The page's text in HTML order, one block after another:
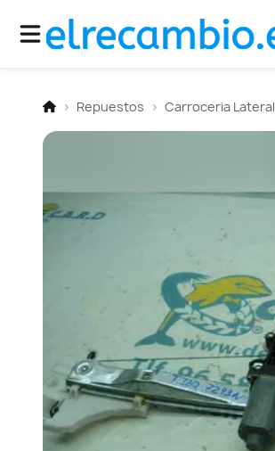
Repuestos Carroceria Lateral